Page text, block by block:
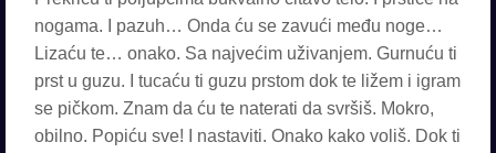
nogama. I pazuh… Onda ću se zavući među noge…
Lizaću te… onako. Sa najvećim uživanjem. Gurnuću ti
prst u guzu. I tucaću ti guzu prstom dok te ližem i igram
se pičkom. Znam da ću te naterati da svršiš. Mokro,
obilno. Popiću sve! I nastaviti. Onako kako voliš. Dok ti